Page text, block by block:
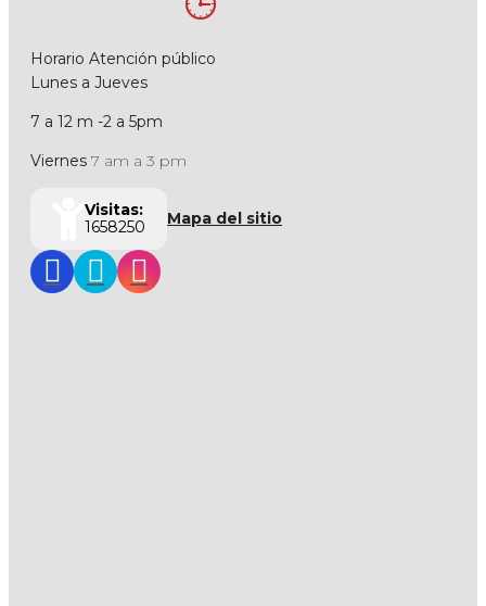
Horario Atención público
Lunes a Jueves
7 a 12 m -2 a 5pm
Viernes 7 am a 3 pm
Visitas:
1658250
Mapa del sitio